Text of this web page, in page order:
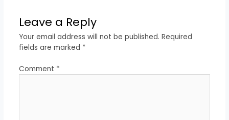
Leave a Reply
Your email address will not be published. Required
fields are marked *
Comment *